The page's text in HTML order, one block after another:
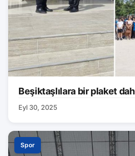
Beşiktaşlılara bir plaket
Eyl 30, 2025
Spor